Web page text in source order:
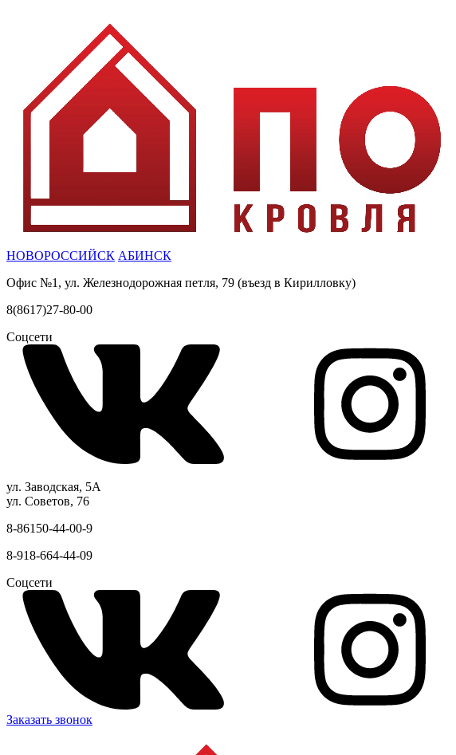
НОВОРОССИЙСК АБИНСК
Офис №1, ул. Железнодорожная петля, 79 (въезд в Кирилловку)
8(8617)27-80-00
Соцсети
ул. Заводская, 5А
ул. Советов, 76
8-86150-44-00-9
8-918-664-44-09
Соцсети
Заказать звонок